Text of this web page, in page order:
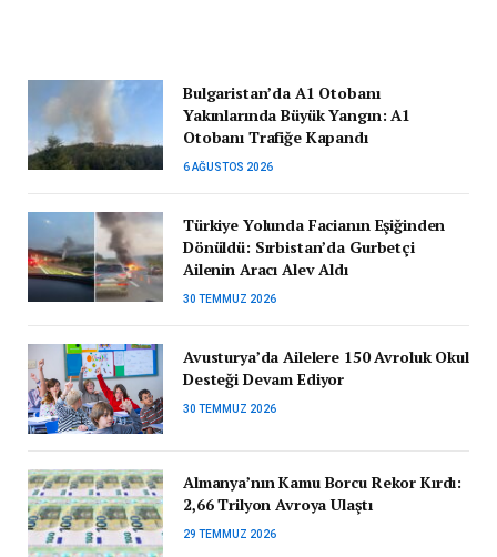
Bulgaristan’da A1 Otobanı
Yakınlarında Büyük Yangın: A1
Otobanı Trafiğe Kapandı
6 AĞUSTOS 2026
Türkiye Yolunda Facianın Eşiğinden
Dönüldü: Sırbistan’da Gurbetçi
Ailenin Aracı Alev Aldı
30 TEMMUZ 2026
Avusturya’da Ailelere 150 Avroluk Okul
Desteği Devam Ediyor
30 TEMMUZ 2026
Almanya’nın Kamu Borcu Rekor Kırdı:
2,66 Trilyon Avroya Ulaştı
29 TEMMUZ 2026